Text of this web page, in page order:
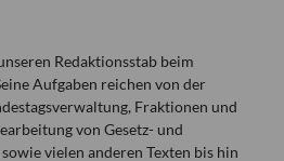
Redaktionsstab beim
Aufgaben reichen von der
Fraktionen und
von Gesetz- und
vielen anderen Texten bis hin